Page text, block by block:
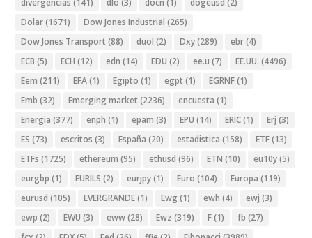
divergencias (141) dlo (3) docn (1) dogeusd (2)
Dolar(1671) Dow Jones Industrial (265)
Dow Jones Transport (88) duol (2) Dxy(289) ebr(4)
ECB (5) ECH (12) edn (14) EDU (2) ee.u (7) EE.UU. (4496)
Eem (211) EFA(1) Egipto (1) egpt (1) EGRNF(1)
Emb (32) Emerging market (2236) encuesta (1)
Energia (377) enph (1) epam (3) EPU (14) ERIC(1) Erj (3)
ES (73) escritos (3) España (20) estadistica (158) ETF(13)
ETFs (1725) ethereum (95) ethusd (96) ETN (10) eu10y(5)
eurgbp (1) EURILS (2) eurjpy(1) Euro (104) Europa (119)
eurusd (105) EVERGRANDE(1) Ewg (1) ewh (4) ewj (3)
ewp (2) EWU (3) eww(28) Ewz (319) F(1) fb (27)